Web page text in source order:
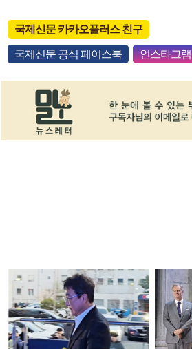
국제신문 카카오플러스 친구
국제신문 공식 페이스북 인스타그램